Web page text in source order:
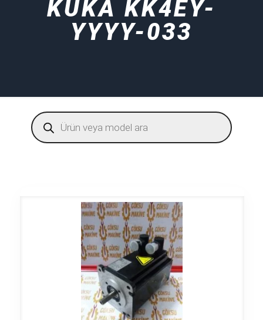
KUKA KK4EY-
YYYY-033
Products
search